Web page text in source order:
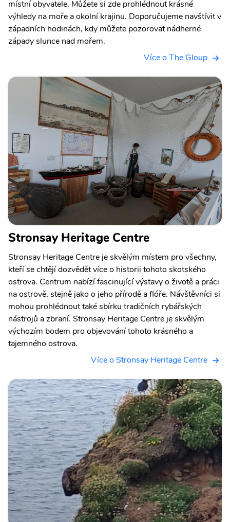
místní obyvatele. Můžete si zde prohlédnout krásné
výhledy na moře a okolní krajinu. Doporučujeme navštívit v
západních hodinách, kdy můžete pozorovat nádherné
západy slunce nad mořem.
Více o The Gloup
Stronsay Heritage Centre
Stronsay Heritage Centre je skvělým místem pro všechny,
kteří se chtějí dozvědět více o historii tohoto skotského
ostrova. Centrum nabízí fascinující výstavy o životě a práci
na ostrově, stejně jako o jeho přírodě a flóře. Návštěvníci si
mohou prohlédnout také sbírku tradičních rybářských
nástrojů a zbraní. Stronsay Heritage Centre je skvělým
výchozím bodem pro objevování tohoto krásného a
tajemného ostrova.
Více o Stronsay Heritage Centre